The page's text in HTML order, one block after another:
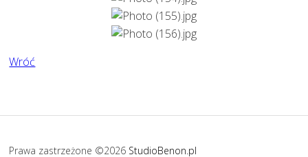
Wróć
Prawa zastrzeżone ©2026 StudioBenon.pl